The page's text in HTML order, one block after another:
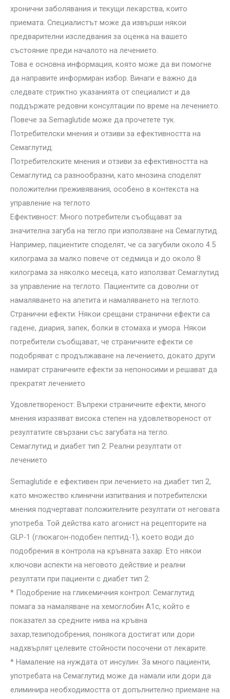
хронични заболявания и текущи лекарства, които
приемата. Специалистът може да извърши някои
предварителни изследвания за оценка на вашето
състояние преди началото на лечението.
Това е основна информация, която може да ви помогне
да направите информиран избор. Винаги е важно да
следвате стриктно указанията от специалист и да
поддържате редовни консултации по време на лечението.
Повече за Semaglutide може да прочетете тук.
Потребителски мнения и отзиви за ефективността на
Семаглутид:
Потребителските мнения и отзиви за ефективността на
Семаглутид са разнообразни, като мнозина споделят
положителни преживявания, особено в контекста на
управление на теглото
Ефективност: Много потребители съобщават за
значителна загуба на тегло при използване на Семаглутид.
Например, пациентите споделят, че са загубили около 4.5
килограма за малко повече от седмица и до около 8
килограма за няколко месеца, като използват Семаглутид
за управление на теглото. Пациентите са доволни от
намаляването на апетита и намаляването на теглото.
Странични ефекти: Някои срещани странични ефекти са
гадене, диария, запек, болки в стомаха и умора. Някои
потребители съобщават, че страничните ефекти се
подобряват с продължаване на лечението, докато други
намират страничните ефекти за непоносими и решават да
прекратят лечението
Удовлетвореност: Въпреки страничните ефекти, много
мнения изразяват висока степен на удовлетвореност от
резултатите свързани със загубата на тегло.
Семаглутид и диабет тип 2: Реални резултати от
лечението
Semaglutide е ефективен при лечението на диабет тип 2,
като множество клинични изпитвания и потребителски
мнения подчертават положителните резултати от неговата
употреба. Той действа като агонист на рецепторите на
GLP-1 (глюкагон-подобен пептид-1), което води до
подобрения в контрола на кръвната захар. Ето някои
ключови аспекти на неговото действие и реални
резултати при пациенти с диабет тип 2:
* Подобрение на гликемичния контрол: Семаглутид
помага за намаляване на хемоглобин A1c, който е
показател за средните нива на кръвна
захар,тезиподобрения, понякога достигат или дори
надхвърлят целевите стойности посочени от лекарите.
* Намаление на нуждата от инсулин: За много пациенти,
употребата на Семаглутид може да намали или дори да
елиминира необходимостта от допълнително приемане на